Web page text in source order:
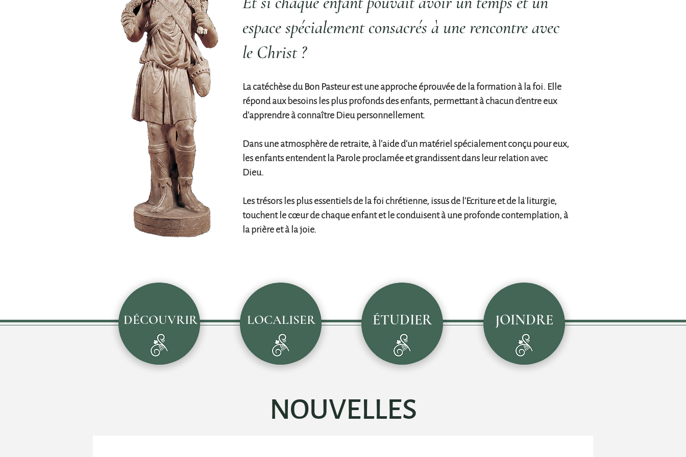
espace spécialement consacrés à une rencontre avec
le Christ ?
La catéchèse du Bon Pasteur est une approche éprouvée de la formation à la foi. Elle
répond aux besoins les plus profonds des enfants, permettant à chacun d'entre eux
d'apprendre à connaître Dieu personnellement.
Dans une atmosphère de retraite, à l'aide d'un matériel spécialement conçu pour eux,
les enfants entendent la Parole proclamée et grandissent dans leur relation avec
Dieu.
Les trésors les plus essentiels de la foi chrétienne, issus de l'Ecriture et de la liturgie,
touchent le cœur de chaque enfant et le conduisent à une profonde contemplation, à
la prière et à la joie.
NOUVELLES
DÉCOUVRIR LOCALISER ÉTUDIER JOINDRE